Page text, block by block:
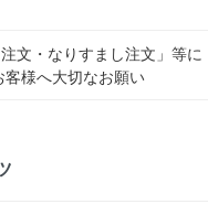
注文・なりすまし注文」等に
客様へ大切なお願い